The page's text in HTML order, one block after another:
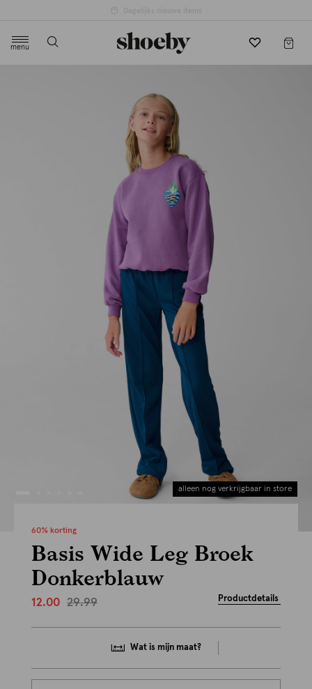
menu
alleen nog verkrijgbaar in store
60% korting
Basis Wide Leg Broek
Donkerblauw
12.00 29.99 Productdetails
Wat is mijn maat?